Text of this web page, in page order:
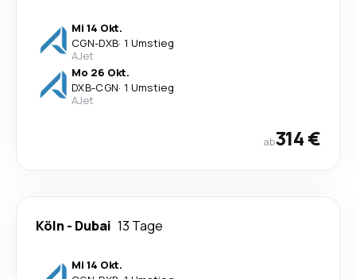
Mi 14 Okt.
CGN-DXB· 1 Umstieg
AJet
Mo 26 Okt.
DXB-CGN· 1 Umstieg
AJet
ab314 €
Köln - Dubai 13 Tage
Mi 14 Okt.